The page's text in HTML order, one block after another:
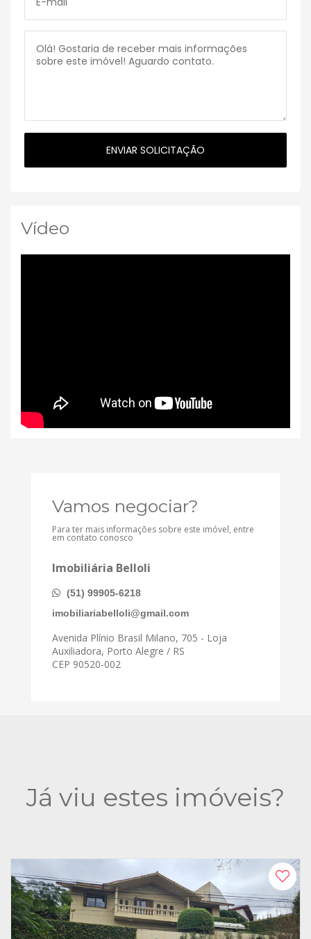
Vídeo
Vamos negociar?
Para ter mais informações sobre este imóvel, entre
em contato conosco
Imobiliária Belloli
(51) 99905-6218
imobiliariabelloli@gmail.com
Avenida Plínio Brasil Milano, 705 - Loja
Auxiliadora, Porto Alegre / RS
CEP 90520-002
Já viu estes imóveis?